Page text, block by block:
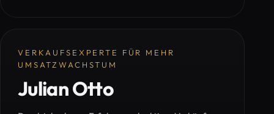
VERKAUFSEXPERTE FÜR MEHR
UMSATZWACHSTUM
Julian Otto